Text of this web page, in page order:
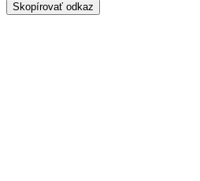
Skopírovať odkaz